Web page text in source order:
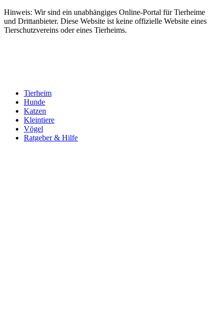
Hinweis: Wir sind ein unabhängiges Online-Portal für Tierheime
und Drittanbieter. Diese Website ist keine offizielle Website eines
Tierschutzvereins oder eines Tierheims.
Tierheim
Hunde
Katzen
Kleintiere
Vögel
Ratgeber & Hilfe